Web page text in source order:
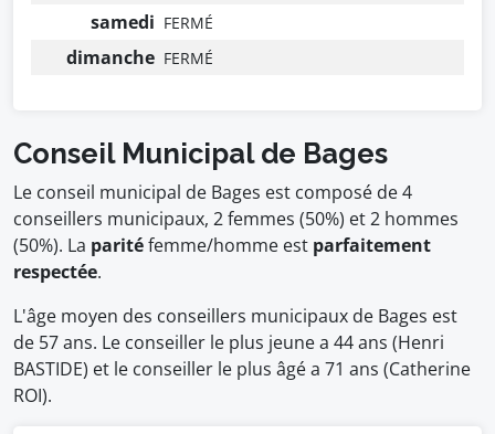
samedi FERMÉ
dimanche FERMÉ
Conseil Municipal de Bages
Le conseil municipal de Bages est composé de 4
conseillers municipaux, 2 femmes (50%) et 2 hommes
(50%). La paritéfemme/homme est parfaitement
respectée.
L'âge moyen des conseillers municipaux de Bages est
de 57 ans. Le conseiller le plus jeune a 44 ans (Henri
BASTIDE) et le conseiller le plus âgé a 71 ans (Catherine
ROI).